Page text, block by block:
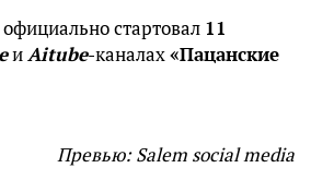
официально стартовал 11
иAitube-каналах«Пацанские
Превью: Salem social media